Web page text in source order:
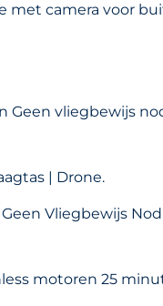
met camera voor
Geen vliegbewijs
| Drone.
Vliegbewijs
motoren 25